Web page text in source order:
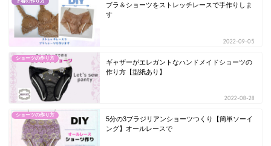
ブラ＆ショーツをストレッチレースで手作りしま
す
2022-09-05
ショーツの作り方
ギャザーがエレガントなハンドメイドショーツの
作り方【型紙あり】
2022-08-28
ショーツの作り方
5分の3ブラジリアンショーツつくり【簡単ソーイ
ング】オールレースで